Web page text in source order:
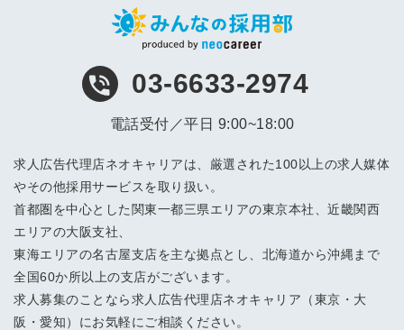
03-6633-2974
電話受付／平日 9:00~18:00
求人広告代理店ネオキャリアは、厳選された100以上の求人媒体
やその他採用サービスを取り扱い。
首都圏を中心とした関東一都三県エリアの東京本社、近畿関西
エリアの大阪支社、
東海エリアの名古屋支店を主な拠点とし、北海道から沖縄まで
全国60か所以上の支店がございます。
求人募集のことなら求人広告代理店ネオキャリア（東京・大
阪・愛知）にお気軽にご相談ください。